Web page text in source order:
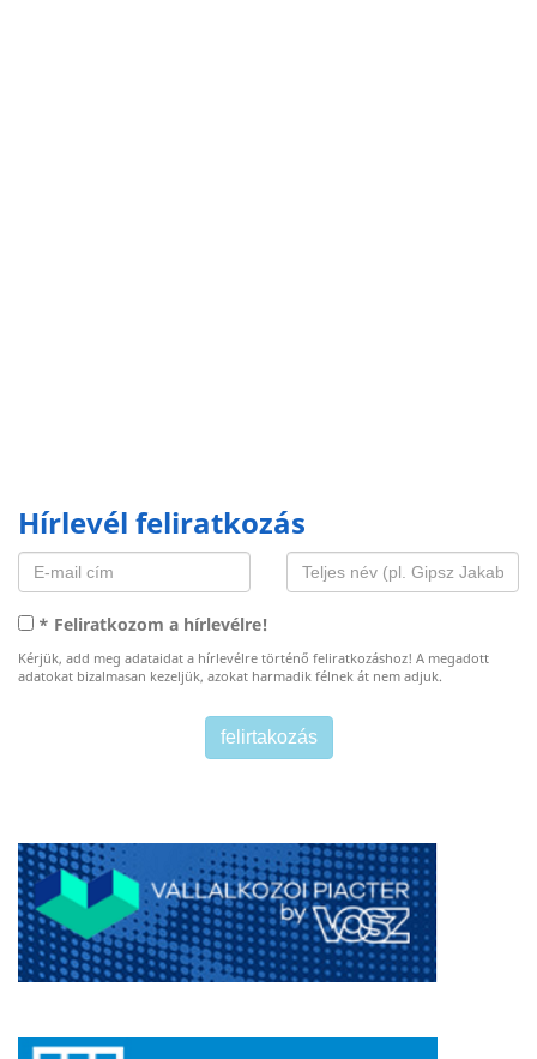
Hírlevél feliratkozás
* Feliratkozom a hírlevélre!
Kérjük, add meg adataidat a hírlevélre történő feliratkozáshoz! A megadott
adatokat bizalmasan kezeljük, azokat harmadik félnek át nem adjuk.